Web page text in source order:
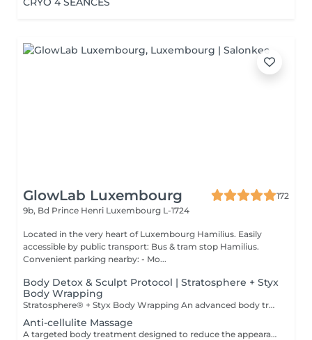
GlowLab Luxembourg
172
9b, Bd Prince Henri Luxembourg L-1724
Located in the very heart of Luxembourg Hamilius. Easily
accessible by public transport: Bus & tram stop Hamilius.
Convenient parking nearby: - Mo...
Body Detox & Sculpt Protocol | Stratosphere + Styx
Body Wrapping
Stratosphere® + Styx Body Wrapping An advanced body treatment combining deep mechanical stimulation with active body wrapping to improve skin tone, reduce fluid retention and enhance body contours. This protocol works on both circulation and skin quality. Why clients choose it? - Visible reduction in swelling and water retention - Improved body contours and skin tone - Detoxifying and draining effect - Immidiate feeling of lightness
Anti-cellulite Massage
A targeted body treatment designed to reduce the appearance of cellulite, improve skin texture, and support lymphatic drainage. The procedure can be performed using manual techniques or vacuum-roller technology, allowing a personalised approach based on the skin condition and treatment goals. By stimulating microcirculation and metabolic processes, the treatment helps smooth the skin, reduce fluid retention, and enhance body contour. BENEFITS: - Visibly reduces cellulite - Improves skin firmness and texture - Stimulates lymphatic drainage - Reduces water retention - Enhances microcirculation - Supports body contouring INDICATIONS: - Cellulite (all stages) - Local fluid retention - Loss of skin tone - Uneven skin texture - Sluggish lymphatic flow CONTRAINDICATIONS: - Pregnancy - Acute inflammatory or infectious conditions - Skin lesions in the treatment area - Advanced varicose veins - Thrombosis / thrombophlebitis - Oncological conditions - Severe cardiovascular disorders TREATMENT COURSE & FREQUENCY: Course: 812 sessions is recommended for optimal results. Frequency: 23 times per week, depending on the protocol. Maintenance: every 24 weeks. A personalised treatment plan will be recommended during consultation